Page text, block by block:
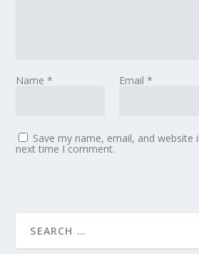
Name* Email *
Save my name, email, and
next time I comment.